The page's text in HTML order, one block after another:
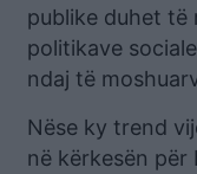
publike duhet të
politikave
ndaj të
Nëse ky trend
në kërkesën për